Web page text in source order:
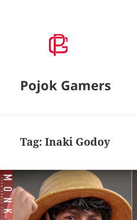
Pojok Gamers
Tag:Inaki Godoy